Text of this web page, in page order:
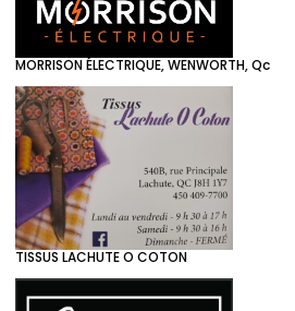
MORRISON ÉLECTRIQUE, WENWORTH, Qc
TISSUS LACHUTE O COTON